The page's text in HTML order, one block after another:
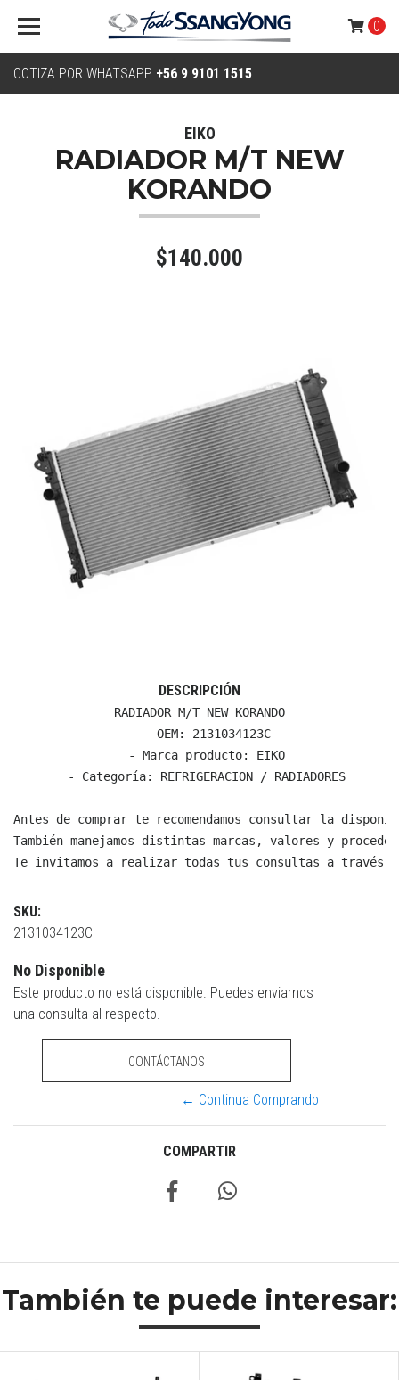
COTIZA POR WHATSAPP +56 9 9101 1515
0
EIKO
RADIADOR M/T NEW
KORANDO
$140.000
DESCRIPCIÓN
RADIADOR M/T NEW KORANDO
  - OEM: 2131034123C
  - Marca producto: EIKO
  - Categoría: REFRIGERACION / RADIADORES
Antes de comprar te recomendamos consultar la
También manejamos distintas marcas, valores y
Te invitamos a realizar todas tus consultas a través
SKU:
2131034123C
No Disponible
Este producto no está disponible. Puedes enviarnos
una consulta al respecto.
CONTÁCTANOS
← Continua Comprando
COMPARTIR
También te puede interesar: